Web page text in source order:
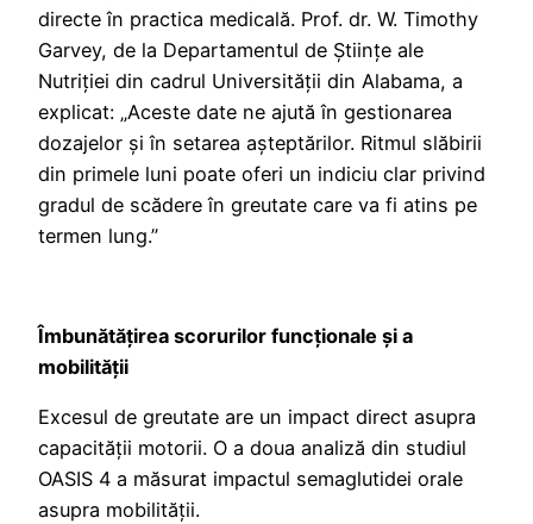
directe în practica medicală. Prof. dr. W. Timothy
Garvey, de la Departamentul de Științe ale
Nutriției din cadrul Universității din Alabama, a
explicat: „Aceste date ne ajută în gestionarea
dozajelor și în setarea așteptărilor. Ritmul slăbirii
din primele luni poate oferi un indiciu clar privind
gradul de scădere în greutate care va fi atins pe
termen lung.”
Îmbunătățirea scorurilor funcționale și a
mobilității
Excesul de greutate are un impact direct asupra
capacității motorii. O a doua analiză din studiul
OASIS 4 a măsurat impactul semaglutidei orale
asupra mobilității.